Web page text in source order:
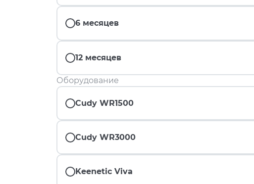
6 месяцев
12 месяцев
Оборудование
Cudy WR1500
Cudy WR3000
Keenetic Viva